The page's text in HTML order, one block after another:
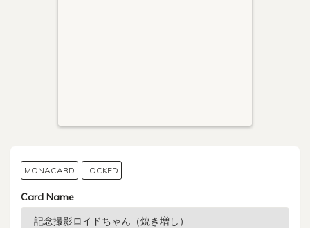
MONACARD LOCKED
Card Name